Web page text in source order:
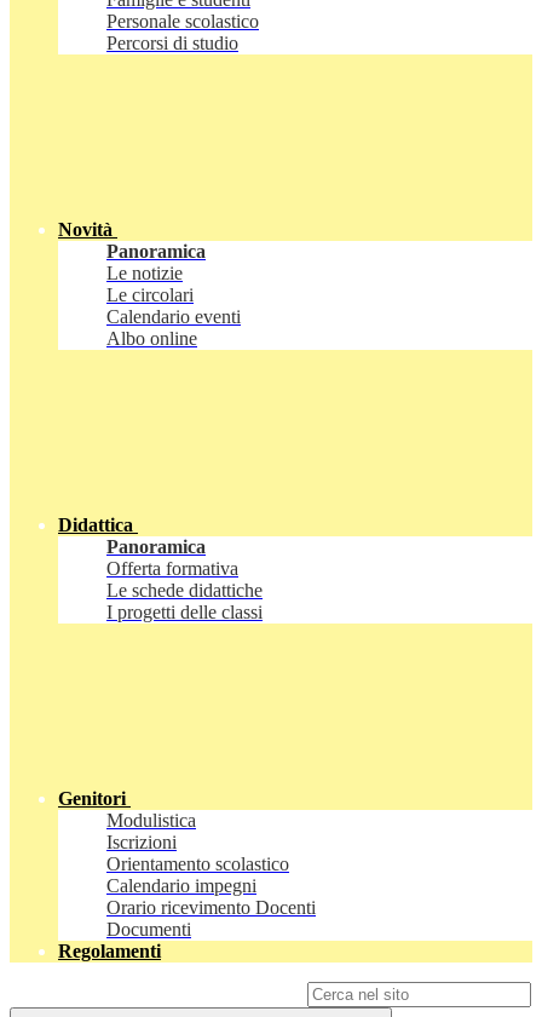
Personale scolastico
Percorsi di studio
Novità
Panoramica
Le notizie
Le circolari
Calendario eventi
Albo online
Didattica
Panoramica
Offerta formativa
Le schede didattiche
I progetti delle classi
Genitori
Modulistica
Iscrizioni
Orientamento scolastico
Calendario impegni
Orario ricevimento Docenti
Documenti
Regolamenti